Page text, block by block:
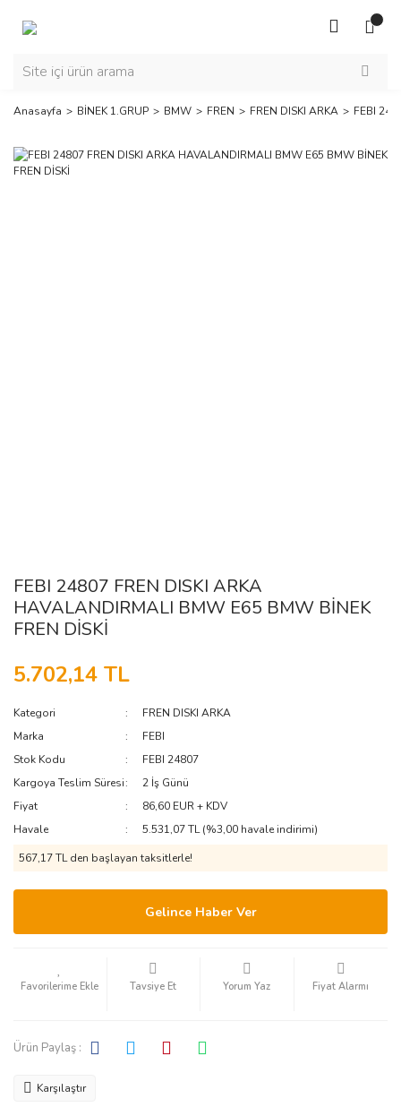
Anasayfa BİNEK 1.GRUP BMW FREN FREN DISKI ARKA FEBI
FEBI 24807 FREN DISKI ARKA
HAVALANDIRMALI BMW E65 BMW BİNEK
FREN DİSKİ
5.702,14 TL
Kategori
FREN DISKI ARKA
Marka
FEBI
Stok Kodu
FEBI 24807
Kargoya Teslim Süresi
2 İş Günü
Fiyat
86,60 EUR + KDV
Havale
5.531,07 TL (%3,00 havale indirimi)
567,17 TL den başlayan taksitlerle!
Gelince Haber Ver
Tavsiye Et Yorum Yaz Fiyat Alarmı
Ürün Paylaş :
Karşılaştır